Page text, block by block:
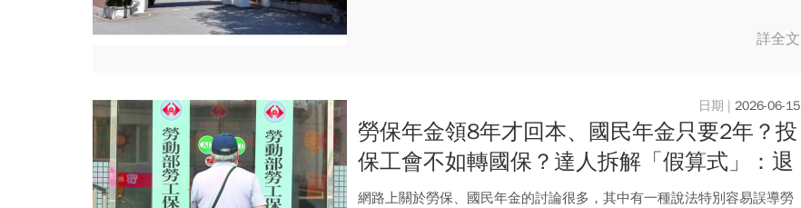
詳全文
2026-06-15
勞保年金領8年才回本、國民年金只要2年？投
保工會不如轉國保？達人拆解「假算式」：退
休金月領為何更划算
網路上關於勞保、國民年金的討論很多，其中有一種說法特別容易誤導勞